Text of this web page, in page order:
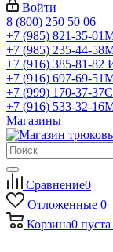
Войти
8 (800) 250 50 06
+7 (985) 821-35-01
+7 (985) 235-44-58
+7 (916) 385-81-82
+7 (916) 697-69-51
+7 (999) 170-37-37
+7 (916) 533-32-16
Магазины
Сравнение0
Отложенные 0
Корзина0 пуста